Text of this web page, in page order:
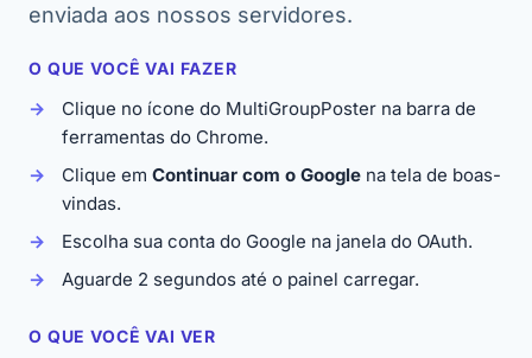
enviada aos nossos servidores.
O QUE VOCÊ VAI FAZER
Clique no ícone do MultiGroupPoster na barra de
ferramentas do Chrome.
Clique em Continuar com o Google na tela de boas-
vindas.
Escolha sua conta do Google na janela do OAuth.
Aguarde 2 segundos até o painel carregar.
O QUE VOCÊ VAI VER